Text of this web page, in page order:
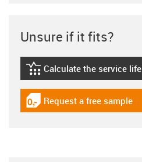
Unsure if it fits?
igus-icon-lebensdauerrechner
Calculate the service life
igus-icon-gratismuster
Request a free sample